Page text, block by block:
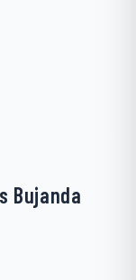
Bujanda